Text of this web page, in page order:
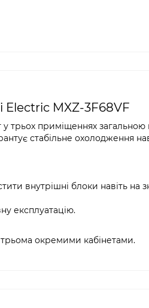
Electric MXZ-3F68VF
трьох приміщеннях
стабільне охолодження
внутрішні блоки навіть на
експлуатацію.
окремими кабінетами.